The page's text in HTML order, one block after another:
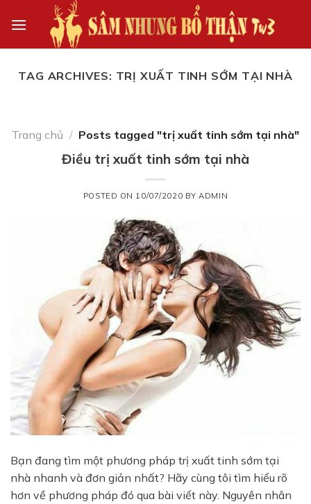
TAG ARCHIVES: TRỊ XUẤT TINH SỚM TẠI NHÀ
Trang chủ / Posts tagged "trị xuất tinh sớm tại nhà"
Điều trị xuất tinh sớm tại nhà
POSTED ON 10/07/2020 BYADMIN
Bạn đang tìm một phương pháp trị xuất tinh sớm tại
nhà nhanh và đơn giản nhất? Hãy cùng tôi tìm hiểu rõ
hơn về phương pháp đó qua bài viết này. Nguyên nhân